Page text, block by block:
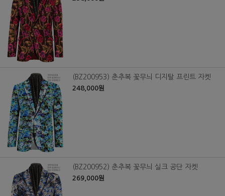
(BZ200953) 춘추복 꽃무늬 디지탈 프린트 자켓
248,000원
(BZ200952) 춘추복 꽃무늬 실크 공단 자켓
269,000원